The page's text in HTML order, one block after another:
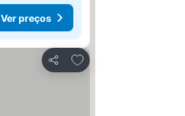
Ver preços
Partilhar
Adicionar aos favoritos